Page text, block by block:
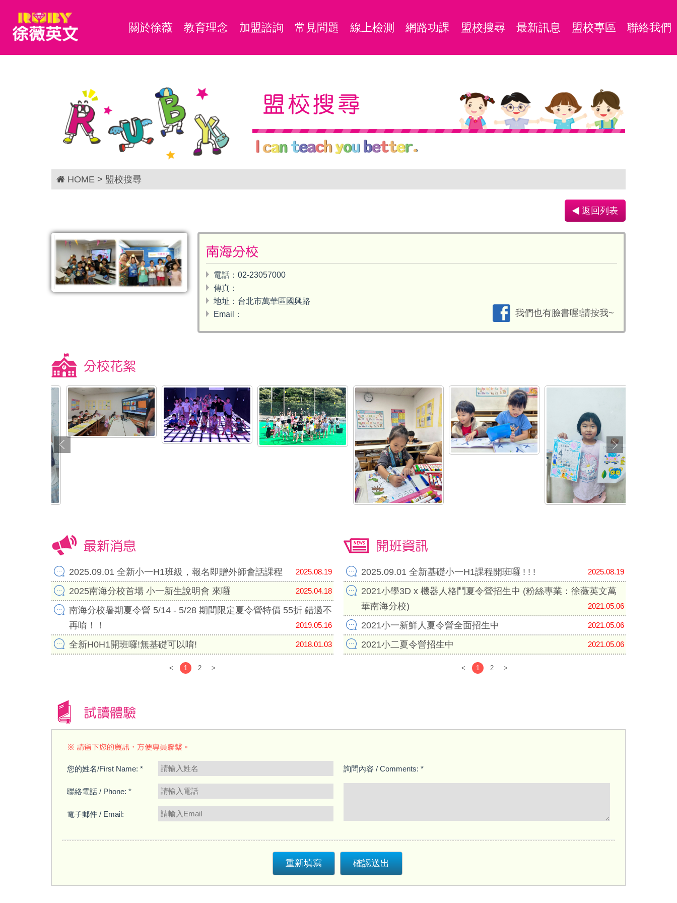
關於徐薇 教育理念 加盟諮詢 常見問題 線上檢測 網路功課 盟校搜尋 最新訊息 盟校專區 聯絡我們
盟校搜尋
HOME > 盟校搜尋
返回列表
南海分校
電話：02-23057000
傳真：
地址：台北市萬華區國興路
Email：
我們也有臉書喔!請按我~
分校花絮
最新消息
2025.09.01 全新小一H1班級，報名即贈外師會話課程 2025.08.19
2025南海分校首場 小一新生說明會 來囉 2025.04.18
南海分校暑期夏令營 5/14 - 5/28 期間限定夏令營特價 55折 錯過不
再唷！！
2019.05.16
全新H0H1開班囉!無基礎可以唷! 2018.01.03
< 1 2 >
開班資訊
2025.09.01 全新基礎小一H1課程開班囉 ! ! ! 2025.08.19
2021小學3D x 機器人格鬥夏令營招生中 (粉絲專業：徐薇英文萬
華南海分校)
2021.05.06
2021小一新鮮人夏令營全面招生中 2021.05.06
2021小二夏令營招生中 2021.05.06
< 1 2 >
試讀體驗
※ 請留下您的資訊，方便專員聯繫。
您的姓名/First Name: *
聯絡電話 / Phone: *
電子郵件 / Email:
詢問內容 / Comments: *
重新填寫 確認送出